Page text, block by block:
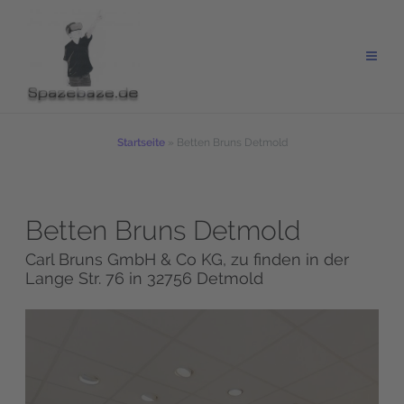
Startseite» Betten Bruns Detmold
Betten Bruns Detmold
Carl Bruns GmbH & Co KG, zu finden in der
Lange Str. 76 in 32756 Detmold
Wir benötigen Ihre